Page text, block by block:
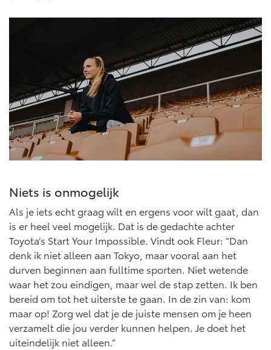
Niets is onmogelijk
Als je iets echt graag wilt en ergens voor wilt gaat, dan
is er heel veel mogelijk. Dat is de gedachte achter
Toyota’s Start Your Impossible. Vindt ook Fleur: “Dan
denk ik niet alleen aan Tokyo, maar vooral aan het
durven beginnen aan fulltime sporten. Niet wetende
waar het zou eindigen, maar wel de stap zetten. Ik ben
bereid om tot het uiterste te gaan. In de zin van: kom
maar op! Zorg wel dat je de juiste mensen om je heen
verzamelt die jou verder kunnen helpen. Je doet het
uiteindelijk niet alleen.”